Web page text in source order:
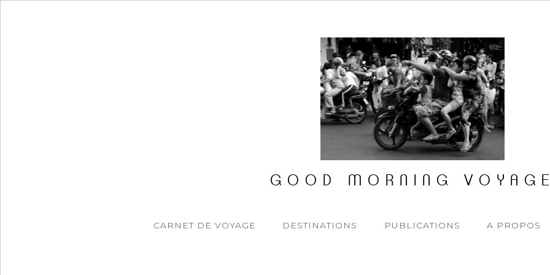
GOOD MORNING VOYAGE
CARNET DE VOYAGE DESTINATIONS PUBLICATIONS A PROPOS